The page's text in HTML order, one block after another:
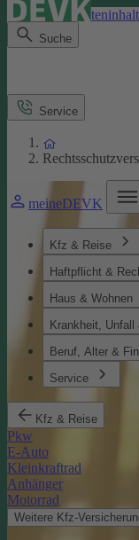
Direkt zum Seiteninhalt
Suche
meineDEVK
Kfz & Reise
Haftpflicht &
Haus & Wohnen
Krankheit, Unfall
Beruf, Alter &
Service
Kfz & Reise
Pkw
E-Auto
Kleinkraftrad
Anhänger
Motorrad
Weitere Kfz-
Service